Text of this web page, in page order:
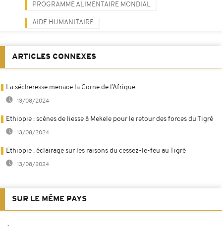
PROGRAMME ALIMENTAIRE MONDIAL
AIDE HUMANITAIRE
ARTICLES CONNEXES
La sécheresse menace la Corne de l’Afrique
13/08/2024
Ethiopie : scènes de liesse à Mekele pour le retour des forces du Tigré
13/08/2024
Ethiopie : éclairage sur les raisons du cessez-le-feu au Tigré
13/08/2024
SUR LE MÊME PAYS